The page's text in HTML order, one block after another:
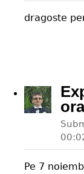
dragoste
Pe 7